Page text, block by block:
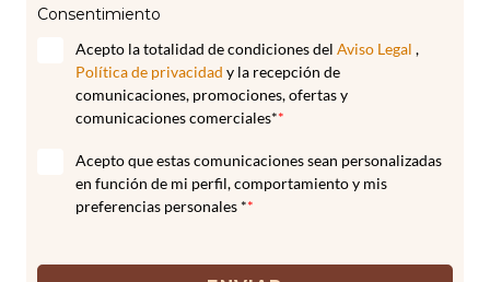
Consentimiento
Acepto la totalidad de condiciones del Aviso Legal ,
Política de privacidad y la recepción de
comunicaciones, promociones, ofertas y
comunicaciones comerciales**
Acepto que estas comunicaciones sean personalizadas
en función de mi perfil, comportamiento y mis
preferencias personales **